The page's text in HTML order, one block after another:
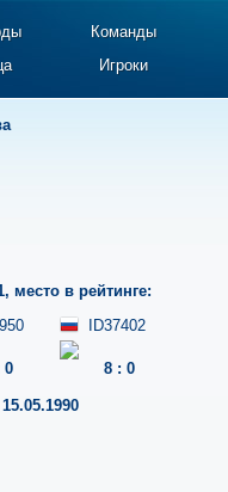
Команды
Игроки
, место в рейтинге:
0
ID37402
8 : 0